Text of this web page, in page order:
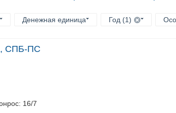
Денежная единица Год (1)
СПБ-ПС
16/7